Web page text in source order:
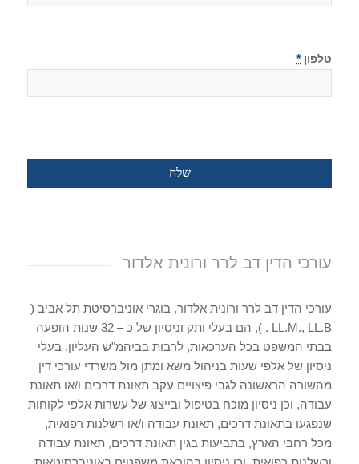
טלפון*
עורכי הדין דב לרר ורונית אלדור
עורכי הדין דב לרר ורונית אלדור, בוגרי אוניברסיטת תל אביב (
LL.M., LL.B . ), הם בעלי ותק וניסיון של כ – 32 שנות הופעה
בבתי המשפט בכל הערכאות, לרבות בביהמ"ש העליון. בעלי
ניסיון של אלפי שעות בניהול משא ומתן מול משרדי עורכי דין
מהשורה הראשונה לגבי פיצויים עקב תאונת דרכים ו/או תאונת
עבודה, וכן ניסיון מוכח בטיפול ובייצוג של עשרות אלפי לקוחות
שנפגעו בתאונת דרכים, תאונת עבודה ו/או רשלנות רפואית,
מכל רחבי הארץ, בתביעות בגין תאונת דרכים, תאונת עבודה